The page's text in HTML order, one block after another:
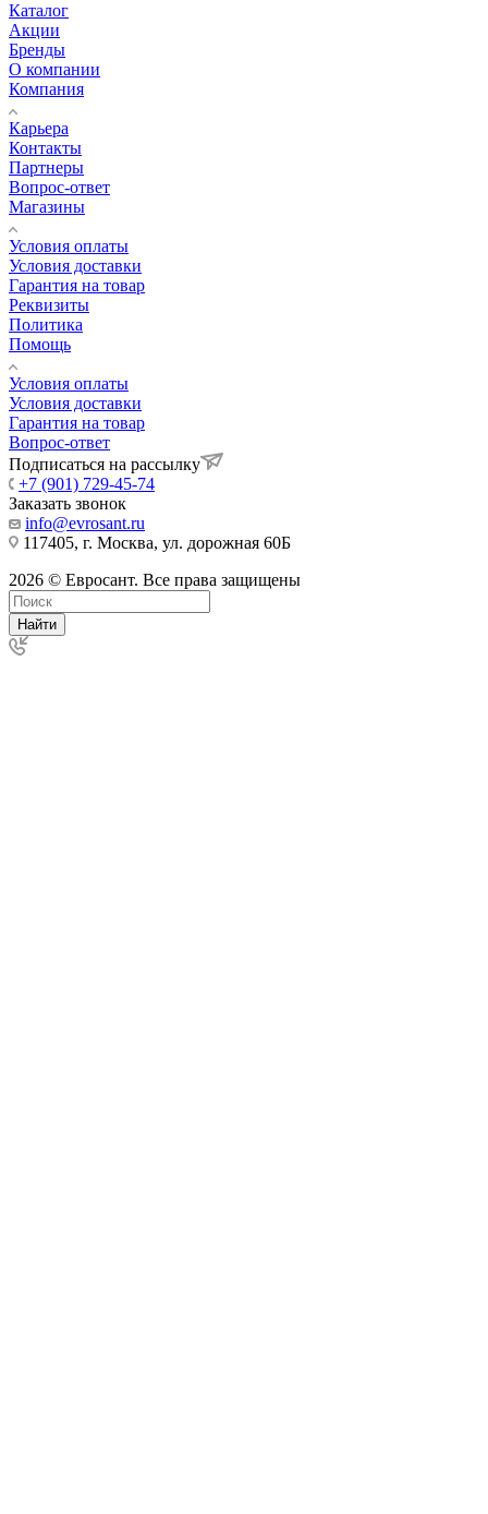
Каталог
Акции
Бренды
О компании
Компания
Карьера
Контакты
Партнеры
Вопрос-ответ
Магазины
Условия оплаты
Условия доставки
Гарантия на товар
Реквизиты
Политика
Помощь
Условия оплаты
Условия доставки
Гарантия на товар
Вопрос-ответ
Подписаться на рассылку
+7 (901) 729-45-74
Заказать звонок
info@evrosant.ru
117405, г. Москва, ул. дорожная 60Б
2026 © Евросант. Все права защищены
Найти